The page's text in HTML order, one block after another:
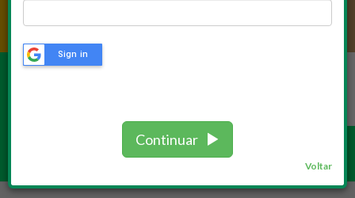
Reparos
Sign in
Continuar
Voltar